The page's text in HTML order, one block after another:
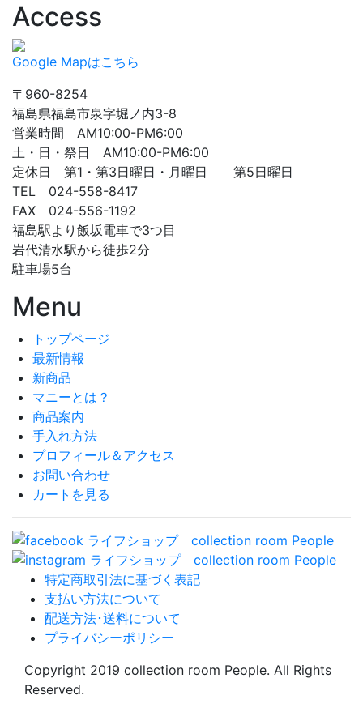
Access
Google Mapはこちら
〒960-8254
福島県福島市泉字堀ノ内3-8
営業時間 AM10:00-PM6:00
土・日・祭日 AM10:00-PM6:00
定休日 第1・第3日曜日・月曜日 第5日曜日
TEL 024-558-8417
FAX 024-556-1192
福島駅より飯坂電車で3つ目
岩代清水駅から徒歩2分
駐車場5台
Menu
トップページ
最新情報
新商品
マニーとは？
商品案内
手入れ方法
プロフィール＆アクセス
お問い合わせ
カートを見る
特定商取引法に基づく表記
支払い方法について
配送方法･送料について
プライバシーポリシー
Copyright 2019 collection room People. All Rights
Reserved.